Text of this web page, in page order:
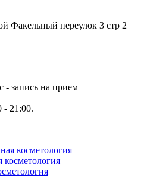
Факельный переулок 3 стр 2
21:00.
косметология
косметология